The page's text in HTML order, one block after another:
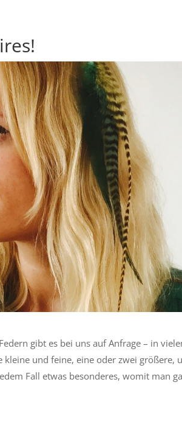
gibt es bei uns auf Anfrage – in
und feine, eine oder zwei größere,
Fall etwas besonderes, womit man